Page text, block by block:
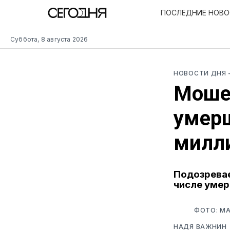
Суббота, 8 августа 2026
ПОСЛЕДНИЕ
НОВОСТИ ДНЯ
числе
ФОТО:
НАДЯ ВАЖНИН